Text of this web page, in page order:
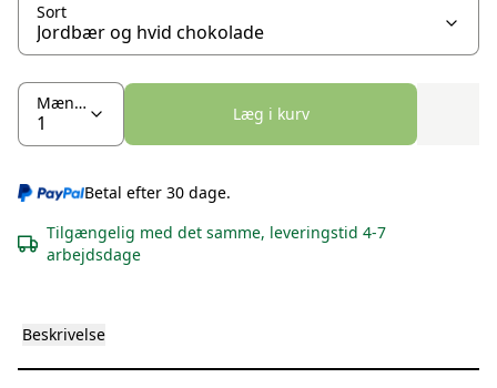
Sort
Mængde
Læg i kurv
Betal efter 30 dage.
Tilgængelig med det samme, leveringstid 4-7
arbejdsdage
Beskrivelse